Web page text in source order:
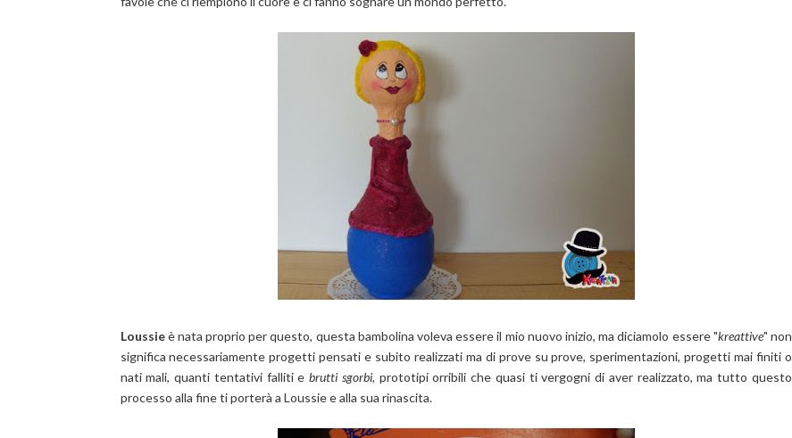
Loussieè nata proprio per questo, questa bambolina voleva essere il mio nuovo inizio, ma diciamolo essere "kreattive" non
significa necessariamente progetti pensati e subito realizzati ma di prove su prove, sperimentazioni, progetti mai finiti o
nati mali, quanti tentativi falliti ebrutti sgorbi, prototipi orribili che quasi ti vergogni di aver realizzato, ma tutto questo
processo alla fine ti porterà a Loussie e alla sua rinascita.